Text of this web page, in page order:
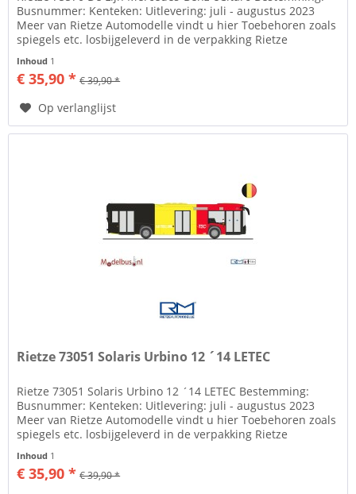
Busnummer: Kenteken: Uitlevering: juli - augustus 2023
Meer van Rietze Automodelle vindt u hier Toebehoren zoals
spiegels etc. losbijgeleverd in de verpakking Rietze
Inhoud 1
€ 35,90 * € 39,90 *
Op verlanglijst
Rietze 73051 Solaris Urbino 12 ´14 LETEC
Rietze 73051 Solaris Urbino 12 ´14 LETEC Bestemming:
Busnummer: Kenteken: Uitlevering: juli - augustus 2023
Meer van Rietze Automodelle vindt u hier Toebehoren zoals
spiegels etc. losbijgeleverd in de verpakking Rietze
Inhoud 1
€ 35,90 * € 39,90 *